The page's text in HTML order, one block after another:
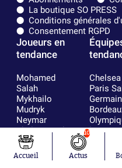
La boutique SO PRESS
Conditions générales
Consentement RGPD
Joueurs en
tendance
Mohamed
Salah
Mykhailo
Mudryk
Neymar
Khalis Merah
Loïs Openda
Moussa
Chelsea
Paris
Germain
lyonnais
Real
RC
Accueil
10
Actus